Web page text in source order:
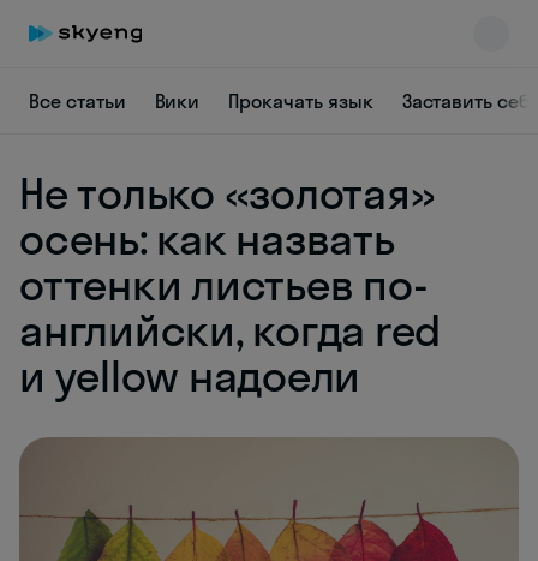
Все статьи Вики Прокачать язык Заставить
Не только «золотая»
осень: как назвать
оттенки листьев по-
английски, когда red
и yellow надоели
Skyeng Chat